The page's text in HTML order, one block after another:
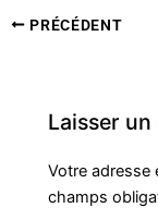
PRÉCÉDENT
Laisser
Votre adresse
champs